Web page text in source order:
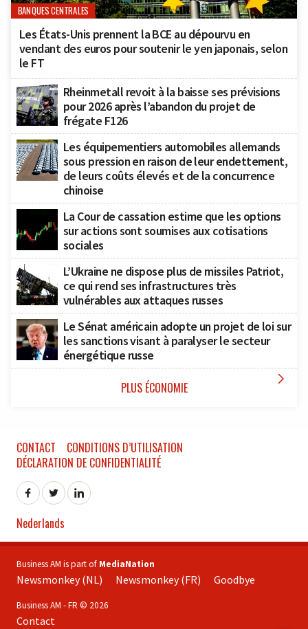
BANQUES CENTRALES
Les États-Unis prennent la BCE au dépourvu en
vendant des euros pour soutenir le yen japonais, selon
le FT
Rheinmetall revoit à la baisse ses prévisions
pour 2026 après l’abandon du projet de
frégate F126
Les équipementiers automobiles allemands
sous pression en raison de leur endettement,
de leurs coûts élevés et de la concurrence
chinoise
La Cour de cassation estime que les options
sur actions sont soumises aux cotisations
sociales
L’Ukraine ne dispose plus de missiles Patriot,
ce qui rend ses infrastructures très
vulnérables aux attaques russes
Le Sénat américain adopte un projet de loi sur
les sanctions visant à paralyser le secteur
énergétique russe
PLUS ÉCONOMIE 
CONTACT
CONDITIONS D’UTILISATION
DÉCLARATION DE CONFIDENTIALITÉ
Nederlands
Business AM is part of MediaNation
Newsmonkey (NL) Newsmonkey (FR) Goodbye
Business AM - FR © 2026
Contact